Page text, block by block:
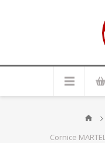
Cornice